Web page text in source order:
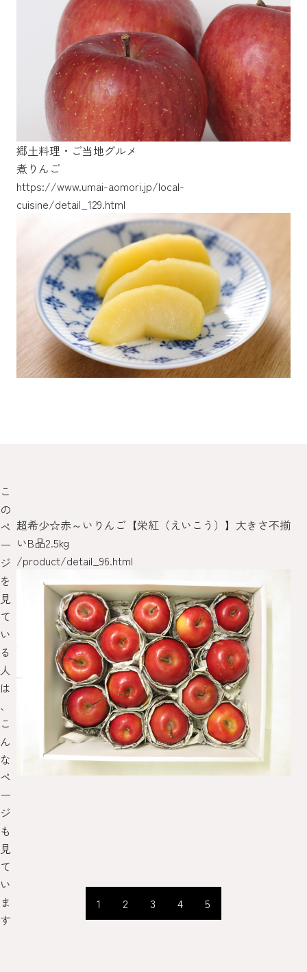
郷土料理・ご当地グルメ
煮りんご
https://www.umai-aomori.jp/local-
cuisine/detail_129.html
https://www.umai-aomori.jp/local-
cuisine/detail_118.html
こ
の
ペ
ー
ジ
を
見
て
い
る
人
は
、
こ
ん
な
ペ
ー
ジ
も
見
て
い
ま
す
超希少☆赤～いりんご【栄紅（えいこう）】大きさ不揃
いB品2.5kg
/product/detail_96.html
1 2 3 4 5